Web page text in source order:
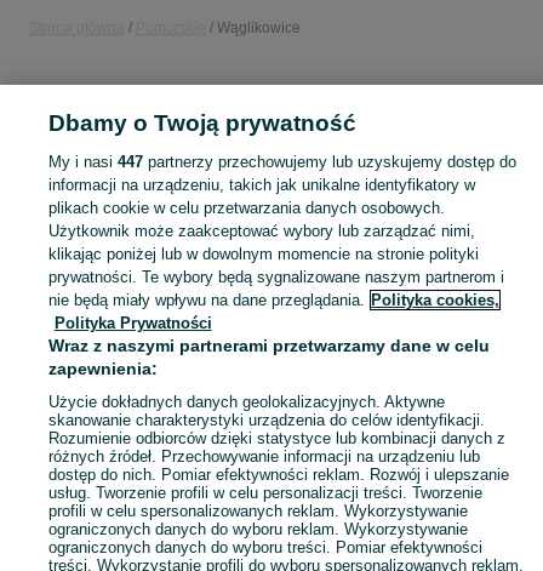
Wąglikowice
enduro wąglikowice cross motocykl
Skorzystaj z największego serwisu ogłoszeniowego - Wąglikowice i okolice! Kupuj to, czego pragniesz i sprzedawaj to, czego już nie potrzebujesz! Zobacz
Mapa kategorii
Mapa miejscowości
Mapa ministron
Popularne wyszukiwania
Dbamy o Twoją prywatność
My i nasi 447partnerzy przechowujemy lub uzyskujemy dostęp do
informacji na urządzeniu, takich jak unikalne identyfikatory w
plikach cookie w celu przetwarzania danych osobowych.
Użytkownik może zaakceptować wybory lub zarządzać nimi,
klikając poniżej lub w dowolnym momencie na stronie polityki
prywatności. Te wybory będą sygnalizowane naszym partnerom i
nie będą miały wpływu na dane przeglądania. Polityka cookies,
Polityka Prywatności
Wraz z naszymi partnerami przetwarzamy dane w celu
zapewnienia:
Użycie dokładnych danych geolokalizacyjnych. Aktywne
skanowanie charakterystyki urządzenia do celów identyfikacji.
Rozumienie odbiorców dzięki statystyce lub kombinacji danych z
różnych źródeł. Przechowywanie informacji na urządzeniu lub
dostęp do nich. Pomiar efektywności reklam. Rozwój i ulepszanie
usług. Tworzenie profili w celu personalizacji treści. Tworzenie
profili w celu spersonalizowanych reklam. Wykorzystywanie
ograniczonych danych do wyboru reklam. Wykorzystywanie
ograniczonych danych do wyboru treści. Pomiar efektywności
treści. Wykorzystanie profili do wyboru spersonalizowanych reklam.